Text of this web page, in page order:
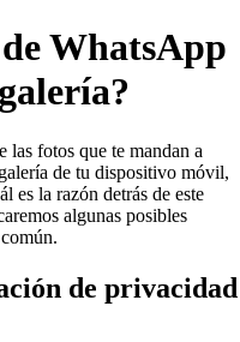
WhatsApp
las fotos que te mandan a
de tu dispositivo móvil,
es la razón detrás de este
algunas posibles
de privacidad